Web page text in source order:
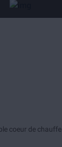
coeur de chauffe